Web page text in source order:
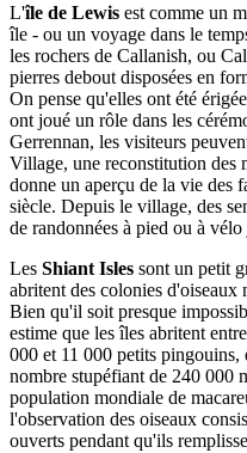
L'île de Lewis est comme un
île - ou un voyage dans le
les rochers de Callanish, ou
pierres debout disposées en
On pense qu'elles ont été
ont joué un rôle dans les
Gerrennan, les visiteurs
Village, une reconstitution des
donne un aperçu de la vie des
siècle. Depuis le village, des
de randonnées à pied ou à
Les Shiant Isles sont un petit
abritent des colonies d'oiseaux
Bien qu'il soit presque
estime que les îles abritent
000 et 11 000 petits
nombre stupéfiant de 240 000
population mondiale de
l'observation des oiseaux
ouverts pendant qu'ils